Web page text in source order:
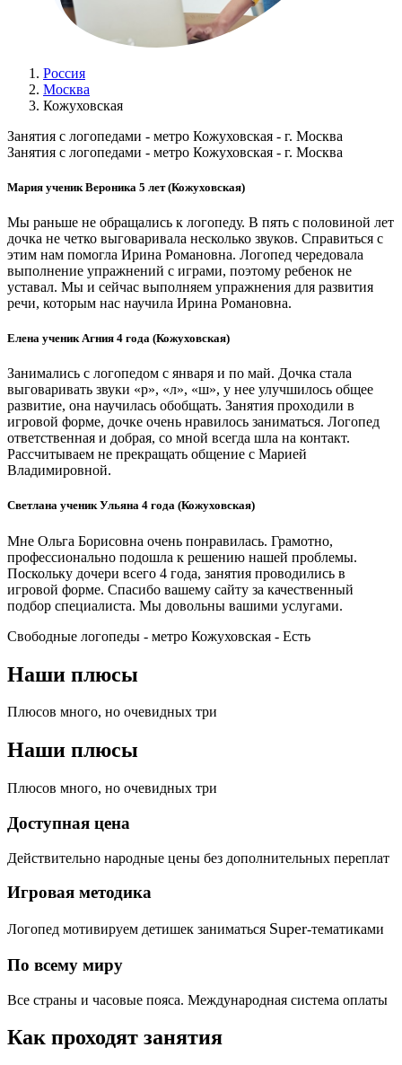
Россия
Москва
Кожуховская
Занятия с логопедами - метро Кожуховская - г. Москва
Занятия с логопедами - метро Кожуховская - г. Москва
Мария ученик Вероника 5 лет (Кожуховская)
Мы раньше не обращались к логопеду. В пять с половиной лет
дочка не четко выговаривала несколько звуков. Справиться с
этим нам помогла Ирина Романовна. Логопед чередовала
выполнение упражнений с играми, поэтому ребенок не
уставал. Мы и сейчас выполняем упражнения для развития
речи, которым нас научила Ирина Романовна.
Елена ученик Агния 4 года (Кожуховская)
Занимались с логопедом с января и по май. Дочка стала
выговаривать звуки «р», «л», «ш», у нее улучшилось общее
развитие, она научилась обобщать. Занятия проходили в
игровой форме, дочке очень нравилось заниматься. Логопед
ответственная и добрая, со мной всегда шла на контакт.
Рассчитываем не прекращать общение с Марией
Владимировной.
Светлана ученик Ульяна 4 года (Кожуховская)
Мне Ольга Борисовна очень понравилась. Грамотно,
профессионально подошла к решению нашей проблемы.
Поскольку дочери всего 4 года, занятия проводились в
игровой форме. Спасибо вашему сайту за качественный
подбор специалиста. Мы довольны вашими услугами.
Свободные логопеды - метро Кожуховская - Есть
Наши плюсы
Плюсов много, но очевидных три
Наши плюсы
Плюсов много, но очевидных три
Доступная цена
Действительно народные цены без дополнительных переплат
Игровая методика
Логопед мотивируем детишек заниматься Super-тематиками
По всему миру
Все страны и часовые пояса. Международная система оплаты
Как проходят занятия